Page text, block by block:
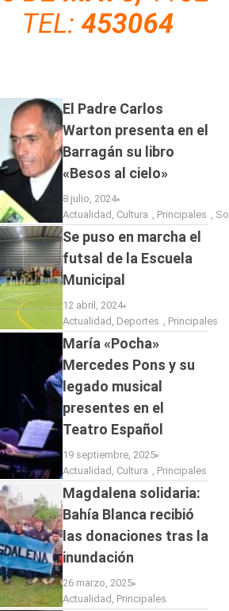
El Padre Carlos
Warton presenta en el
Barragán su libro
«Besos al cielo»
8 julio, 2024
Actualidad , Cultura , Principales ,
Se puso en marcha el
futsal de la Escuela
Municipal
12 abril, 2024
Actualidad , Deportes , Principales
María «Pocha»
Mercedes Pons y su
legado musical
presentes en el
Teatro Español
19 septiembre, 2025
Actualidad , Cultura , Principales
Magdalena solidaria:
Bahía Blanca recibió
las donaciones tras la
inundación
26 marzo, 2025
Actualidad , Principales